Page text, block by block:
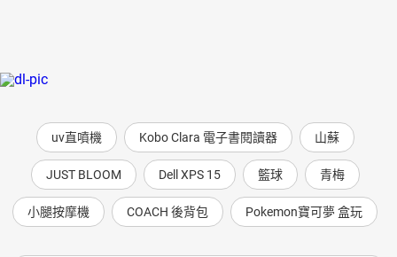
uv直噴機 Kobo Clara 電子書閱讀器 山蘇
JUST BLOOM Dell XPS 15 籃球 青梅
小腿按摩機 COACH 後背包 Pokemon寶可夢 盒玩